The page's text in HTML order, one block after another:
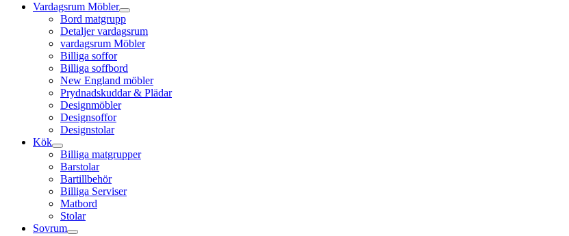
Vardagsrum Möbler
Bord matgrupp
Detaljer vardagsrum
vardagsrum Möbler
Billiga soffor
Billiga soffbord
New England möbler
Prydnadskuddar & Plädar
Designmöbler
Designsoffor
Designstolar
Kök
Billiga matgrupper
Barstolar
Bartillbehör
Billiga Serviser
Matbord
Stolar
Sovrum